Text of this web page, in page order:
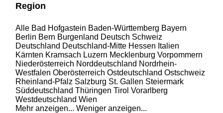
Region
Alle Bad Hofgastein Baden-Württemberg Bayern
Berlin Bern Burgenland Deutsch Schweiz
Deutschland Deutschland-Mitte Hessen Italien
Kärnten Kramsach Luzern Mecklenburg Vorpommern
Niederösterreich Norddeutschland Nordrhein-
Westfalen Oberösterreich Ostdeutschland Ostschweiz
Rheinland-Pfalz Salzburg St. Gallen Steiermark
Süddeutschland Thüringen Tirol Vorarlberg
Westdeutschland Wien
Mehr anzeigen... Weniger anzeigen...